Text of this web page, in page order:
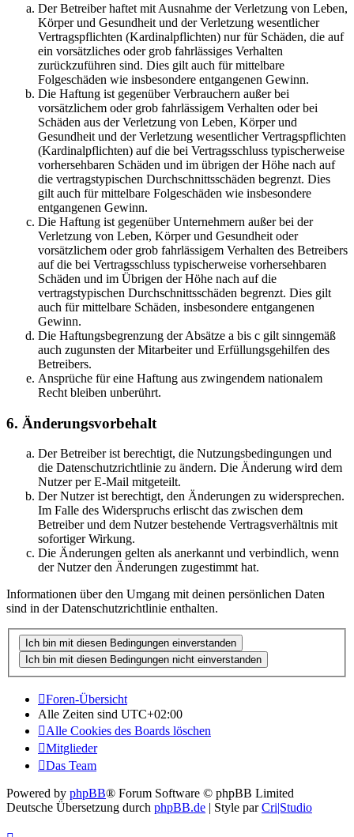
Der Betreiber haftet mit Ausnahme der Verletzung von Leben,
Körper und Gesundheit und der Verletzung wesentlicher
Vertragspflichten (Kardinalpflichten) nur für Schäden, die auf
ein vorsätzliches oder grob fahrlässiges Verhalten
zurückzuführen sind. Dies gilt auch für mittelbare
Folgeschäden wie insbesondere entgangenen Gewinn.
Die Haftung ist gegenüber Verbrauchern außer bei
vorsätzlichem oder grob fahrlässigem Verhalten oder bei
Schäden aus der Verletzung von Leben, Körper und
Gesundheit und der Verletzung wesentlicher Vertragspflichten
(Kardinalpflichten) auf die bei Vertragsschluss typischerweise
vorhersehbaren Schäden und im übrigen der Höhe nach auf
die vertragstypischen Durchschnittsschäden begrenzt. Dies
gilt auch für mittelbare Folgeschäden wie insbesondere
entgangenen Gewinn.
Die Haftung ist gegenüber Unternehmern außer bei der
Verletzung von Leben, Körper und Gesundheit oder
vorsätzlichem oder grob fahrlässigem Verhalten des Betreibers
auf die bei Vertragsschluss typischerweise vorhersehbaren
Schäden und im Übrigen der Höhe nach auf die
vertragstypischen Durchschnittsschäden begrenzt. Dies gilt
auch für mittelbare Schäden, insbesondere entgangenen
Gewinn.
Die Haftungsbegrenzung der Absätze a bis c gilt sinngemäß
auch zugunsten der Mitarbeiter und Erfüllungsgehilfen des
Betreibers.
Ansprüche für eine Haftung aus zwingendem nationalem
Recht bleiben unberührt.
6. Änderungsvorbehalt
Der Betreiber ist berechtigt, die Nutzungsbedingungen und
die Datenschutzrichtlinie zu ändern. Die Änderung wird dem
Nutzer per E-Mail mitgeteilt.
Der Nutzer ist berechtigt, den Änderungen zu widersprechen.
Im Falle des Widerspruchs erlischt das zwischen dem
Betreiber und dem Nutzer bestehende Vertragsverhältnis mit
sofortiger Wirkung.
Die Änderungen gelten als anerkannt und verbindlich, wenn
der Nutzer den Änderungen zugestimmt hat.
Informationen über den Umgang mit deinen persönlichen Daten
sind in der Datenschutzrichtlinie enthalten.
Foren-Übersicht
Alle Zeiten sind UTC+02:00
Alle Cookies des Boards löschen
Mitglieder
Das Team
Powered by phpBB® Forum Software © phpBB Limited
Deutsche Übersetzung durch phpBB.de | Style parCri|Studio